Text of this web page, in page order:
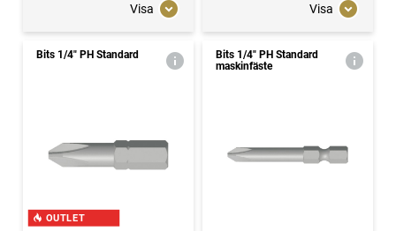
Visa Visa
Bits 1/4" PH Standard
OUTLET
Bits 1/4" PH Standard
maskinfäste